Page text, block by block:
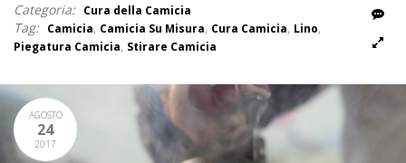
Categoria: Cura della Camicia
Tag: Camicia, Camicia Su Misura, Cura Camicia, Lino,
Piegatura Camicia, Stirare Camicia
Foto
AGOSTO
24
2017